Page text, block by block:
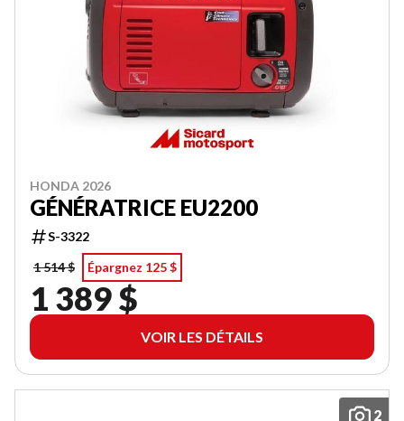
HONDA 2026
GÉNÉRATRICE EU2200
S-3322
1 514 $
Épargnez 125 $
1 389 $
VOIR LES DÉTAILS
2